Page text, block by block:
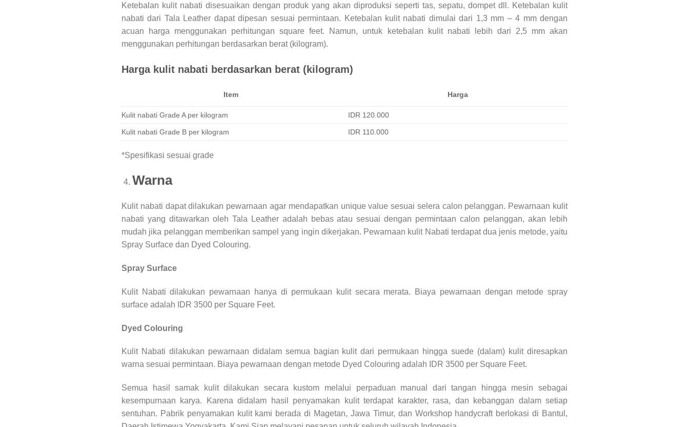
Ketebalan kulit nabati disesuaikan dengan produk yang akan diproduksi seperti tas, sepatu, dompet dll. Ketebalan kulit
nabati dari Tala Leather dapat dipesan sesuai permintaan. Ketebalan kulit nabati dimulai dari 1,3 mm – 4 mm dengan
acuan harga menggunakan perhitungan square feet. Namun, untuk ketebalan kulit nabati lebih dari 2,5 mm akan
menggunakan perhitungan berdasarkan berat (kilogram).
Harga kulit nabati berdasarkan berat (kilogram)
Item Harga
Kulit nabati Grade A per kilogram IDR 120.000
Kulit nabati Grade B per kilogram IDR 110.000
*Spesifikasi sesuai grade
Warna
Kulit nabati dapat dilakukan pewarnaan agar mendapatkan unique value sesuai selera calon pelanggan. Pewarnaan kulit
nabati yang ditawarkan oleh Tala Leather adalah bebas atau sesuai dengan permintaan calon pelanggan, akan lebih
mudah jika pelanggan memberikan sampel yang ingin dikerjakan. Pewarnaan kulit Nabati terdapat dua jenis metode, yaitu
Spray Surface dan Dyed Colouring.
Spray Surface
Kulit Nabati dilakukan pewarnaan hanya di permukaan kulit secara merata. Biaya pewarnaan dengan metode spray
surface adalah IDR 3500 per Square Feet.
Dyed Colouring
Kulit Nabati dilakukan pewarnaan didalam semua bagian kulit dari permukaan hingga suede (dalam) kulit diresapkan
warna sesuai permintaan. Biaya pewarnaan dengan metode Dyed Colouring adalah IDR 3500 per Square Feet.
Semua hasil samak kulit dilakukan secara kustom melalui perpaduan manual dari tangan hingga mesin sebagai
kesempurnaan karya. Karena didalam hasil penyamakan kulit terdapat karakter, rasa, dan kebanggan dalam setiap
sentuhan. Pabrik penyamakan kulit kami berada di Magetan, Jawa Timur, dan Workshop handycraft berlokasi di Bantul,